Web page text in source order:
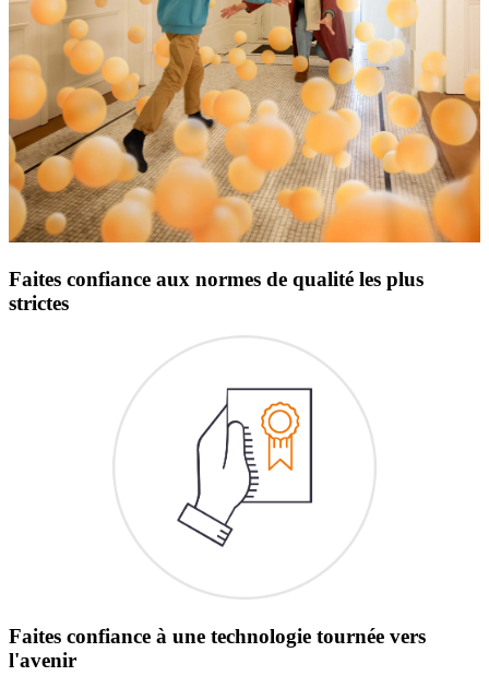
Faites confiance aux normes de qualité les plus
strictes
Faites confiance à une technologie tournée vers
l'avenir